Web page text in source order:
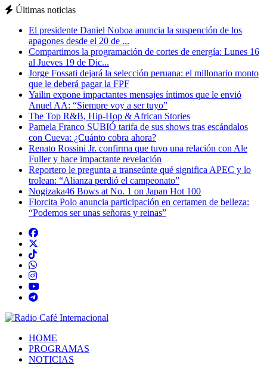
Últimas noticias
El presidente Daniel Noboa anuncia la suspención de los
apagones desde el 20 de ...
Compartimos la programación de cortes de energía: Lunes 16
al Jueves 19 de Dic...
Jorge Fossati dejará la selección peruana: el millonario monto
que le deberá pagar la FPF
Yailin expone impactantes mensajes íntimos que le envió
Anuel AA: “Siempre voy a ser tuyo”
The Top R&B, Hip-Hop & African Stories
Pamela Franco SUBIÓ tarifa de sus shows tras escándalos
con Cueva: ¿Cuánto cobra ahora?
Renato Rossini Jr. confirma que tuvo una relación con Ale
Fuller y hace impactante revelación
Reportero le pregunta a transeúnte qué significa APEC y lo
trolean: “Alianza perdió el campeonato”
Nogizaka46 Bows at No. 1 on Japan Hot 100
Florcita Polo anuncia participación en certamen de belleza:
“Podemos ser unas señoras y reinas”
HOME
PROGRAMAS
NOTICIAS